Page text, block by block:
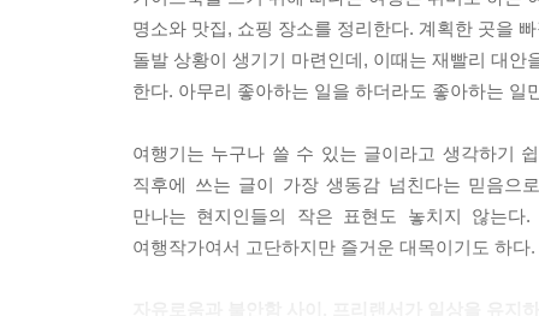
명소와 맛집, 쇼핑 장소를 정리한다. 계획한 곳을
돌발 상황이 생기기 마련인데, 이때는 재빨리 대
한다. 아무리 좋아하는 일을 하더라도 좋아하는 일
여행기는 누구나 쓸 수 있는 글이라고 생각하기
직후에 쓰는 글이 가장 생동감 넘친다는 믿음으
만나는 현지인들의 작은 표현도 놓치지 않는
여행작가여서 고단하지만 즐거운 대목이기도 하다.